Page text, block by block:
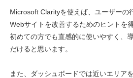
Microsoft Clarityを使えば、ユーザーの
Webサイトを改善するためのヒントを
初めての方でも直感的に使いやすく、
だけると思います。
また、ダッシュボードでは近いエリア